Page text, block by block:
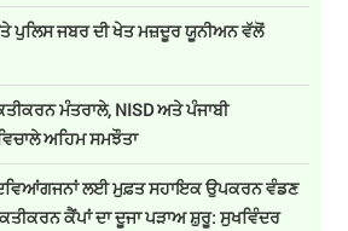
ਪੁਲਿਸ ਜਬਰ ਦੀ ਖੇਤ ਮਜ਼ਦੂਰ ਯੂਨੀਅਨ ਵੱਲੋਂ
ਮੰਤਰਾਲੇ, NISD ਅਤੇ ਪੰਜਾਬੀ
ਅਹਿਮ ਸਮਝੌਤਾ
ਲਈ ਮੁਫ਼ਤ ਸਹਾਇਕ ਉਪਕਰਨ ਵੰਡਣ
ਕੈਂਪਾਂ ਦਾ ਦੂਜਾ ਪੜਾਅ ਸ਼ੁਰੂ: ਸੁਖਵਿੰਦਰ